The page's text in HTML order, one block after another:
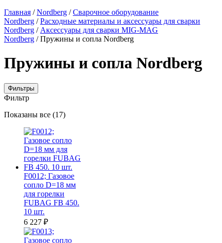
Главная /Nordberg /Сварочное оборудование
Nordberg /Расходные материалы и аксессуары для сварки
Nordberg / Аксессуары для сварки MIG-MAG
Nordberg / Пружины и сопла Nordberg
Пружины и сопла Nordberg
Фильтры
Фильтр
Показаны все (17)Цены:
F0012; Газовое
сопло D=18 мм
для горелки
FUBAG FB 450.
10 шт.
6 227 ₽